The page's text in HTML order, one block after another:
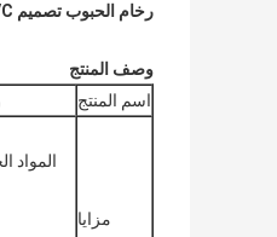
رخام الحبوب تصميم PVC فيلم ديكور للباب ، الأثاث ، مجلس الوزراء ، لوحة
وصف المنتج
اسم المنتج
مزايا
المواد